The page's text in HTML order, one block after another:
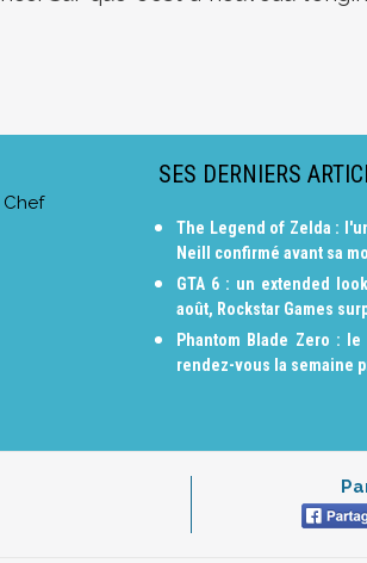
SES DERNIERS
The Legend of Zelda :
Neill confirmé avant sa
GTA 6 : un extended
août, Rockstar Games
Phantom Blade Zero :
rendez-vous la semaine